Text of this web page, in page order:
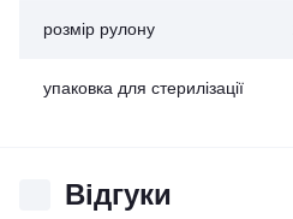
розмір рулону
упаковка для стерилізації
Відгуки